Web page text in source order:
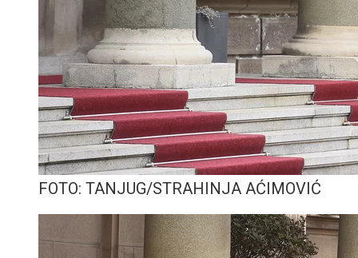
FOTO: TANJUG/STRAHINJA AĆIMOVIĆ